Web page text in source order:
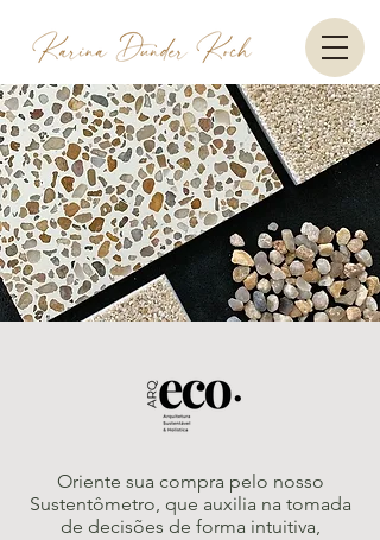
Oriente sua compra pelo nosso
Sustentômetro, que auxilia na tomada
de decisões de forma intuitiva,